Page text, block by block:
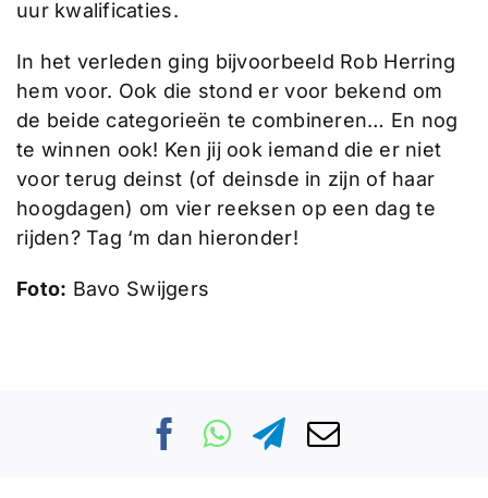
uur kwalificaties.
In het verleden ging bijvoorbeeld Rob Herring
hem voor. Ook die stond er voor bekend om
de beide categorieën te combineren… En nog
te winnen ook! Ken jij ook iemand die er niet
voor terug deinst (of deinsde in zijn of haar
hoogdagen) om vier reeksen op een dag te
rijden? Tag ‘m dan hieronder!
Foto: Bavo Swijgers